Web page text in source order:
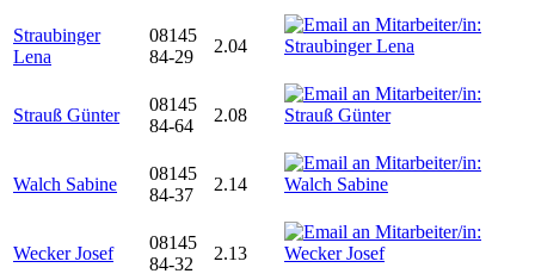
Straubinger
Lena
08145
84-29
2.04
Strauß Günter
08145
84-64
2.08
Walch Sabine
08145
84-37
2.14
Wecker Josef
08145
84-32
2.13